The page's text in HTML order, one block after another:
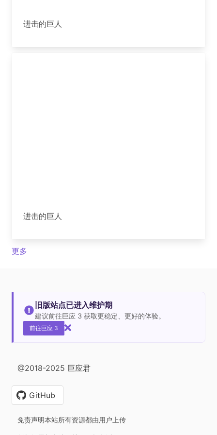
进击的巨人
进击的巨人
更多
旧版站点已进入维护期
建议前往巨应 3 获取更稳定、更好的体验。
前往巨应 3
@2018-2025 巨应君
GitHub
免责声明本站所有资源都由用户上传